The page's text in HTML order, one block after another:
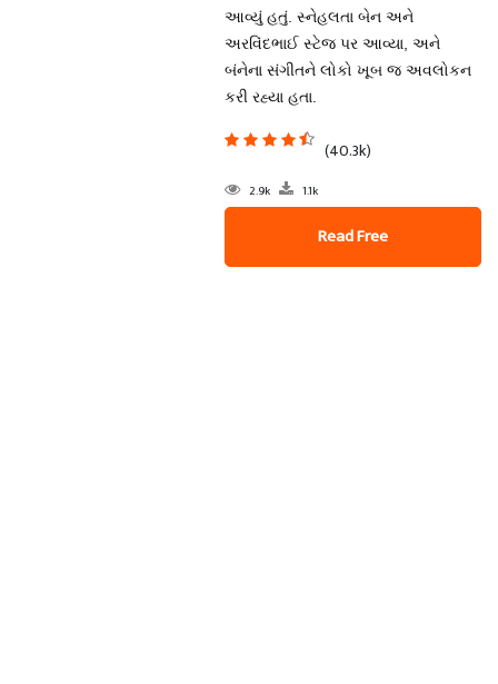
આવ્યું હતું. સ્નેહલતા બેન અને
અરવિંદભાઈ સ્ટેજ પર આવ્યા, અને
બંનેના સંગીતને લોકો ખૂબ જ અવલોકન
કરી રહ્યા હતા.
(40.3k)
2.9k 1.1k
Read Free